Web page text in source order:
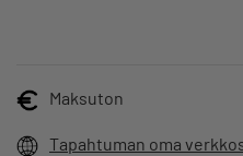
Maksuton
Tapahtuman oma